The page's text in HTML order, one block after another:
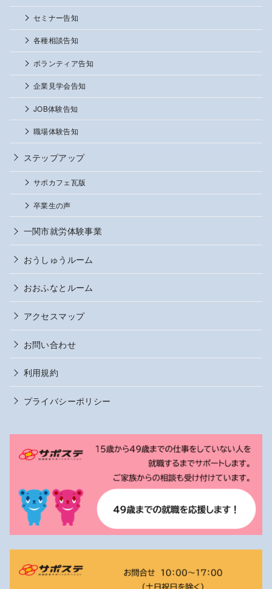
セミナー告知
各種相談告知
ボランティア告知
企業見学会告知
JOB体験告知
職場体験告知
ステップアップ
サポカフェ瓦版
卒業生の声
一関市就労体験事業
おうしゅうルーム
おおふなとルーム
アクセスマップ
お問い合わせ
利用規約
プライバシーポリシー